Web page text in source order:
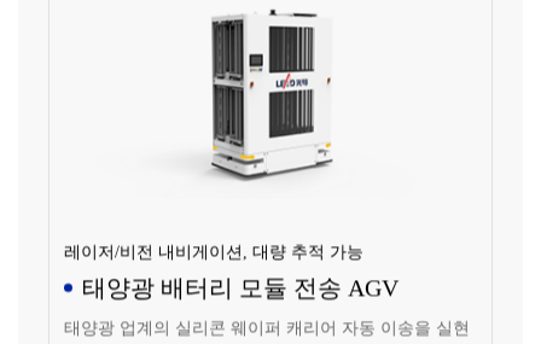
레이저/비전 내비게이션, 대량 추적 가능
태양광 배터리 모듈 전송 AGV
태양광 업계의 실리콘 웨이퍼 캐리어 자동 이송을 실현